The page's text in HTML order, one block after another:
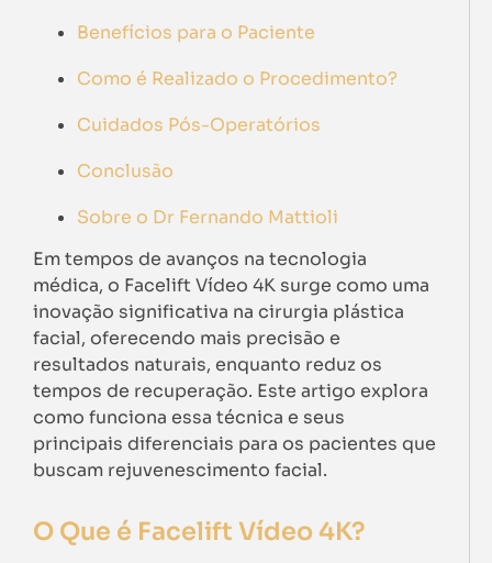
Benefícios para o Paciente
Como é Realizado o Procedimento?
Cuidados Pós-Operatórios
Conclusão
Sobre o Dr Fernando Mattioli
Em tempos de avanços na tecnologia
médica, o Facelift Vídeo 4K surge como uma
inovação significativa na cirurgia plástica
facial, oferecendo mais precisão e
resultados naturais, enquanto reduz os
tempos de recuperação. Este artigo explora
como funciona essa técnica e seus
principais diferenciais para os pacientes que
buscam rejuvenescimento facial.
O Que é Facelift Vídeo 4K?